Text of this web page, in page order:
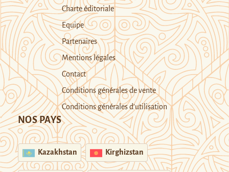
Charte éditoriale
Equipe
Partenaires
Mentions légales
Contact
Conditions générales de vente
Conditions générales d’utilisation
NOS PAYS
Kazakhstan Kirghizstan